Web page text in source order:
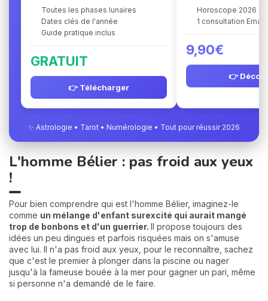
Toutes les phases lunaires
Dates clés de l'année
Guide pratique inclus
GRATUIT
👉 Télécharger
Horoscope 2026
1 consultation Ema
9,90€
👉
✨ Astrologie • Tarot • Numérologie • Tout pour réussir 2026
L'homme Bélier : pas froid aux yeux
!
Pour bien comprendre qui est l'homme Bélier, imaginez-le
comme un mélange d'enfant surexcité qui aurait mangé
trop de bonbons et d'un guerrier.
Il propose toujours des
idées un peu dingues et parfois risquées mais on s'amuse
avec lui. Il n'a pas froid aux yeux, pour le reconnaître, sachez
que c'est le premier à plonger dans la piscine ou nager
jusqu'à la fameuse bouée à la mer pour gagner un pari, même
si personne n'a demandé de le faire.